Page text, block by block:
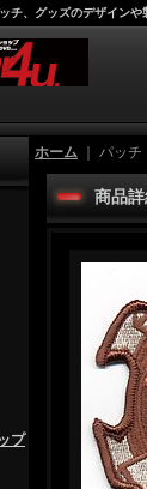
チ、グッズのデザイン
プ
ホーム ｜ パッ
商品詳